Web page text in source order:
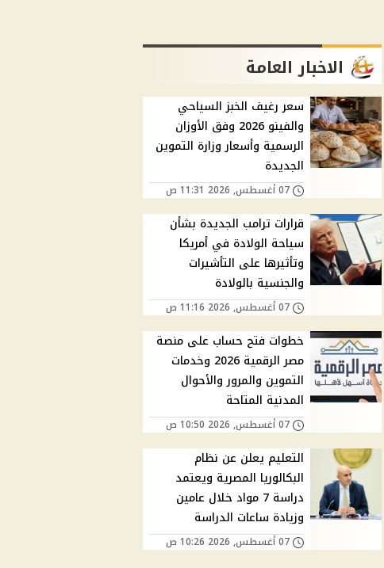
الاخبار العامة
سعر رغيف الخبز السياحي
والفينو 2026 وفق الأوزان
الرسمية وأسعار وزارة التموين
الجديدة
07 أغسطس, 2026 11:31 ص
قرارات ترامب الجديدة بشأن
سياحة الولادة في أمريكا
وتأثيرها على التأشيرات
والجنسية بالولادة
07 أغسطس, 2026 11:16 ص
خطوات فتح حساب على منصة
مصر الرقمية 2026 وخدمات
التموين والمرور والأحوال
المدنية المتاحة
07 أغسطس, 2026 10:50 ص
التعليم يعلن عن نظام
البكالوريا المصرية ويعتمد
دراسة 7 مواد خلال عامين
وزيادة ساعات الدراسة
07 أغسطس, 2026 10:26 ص